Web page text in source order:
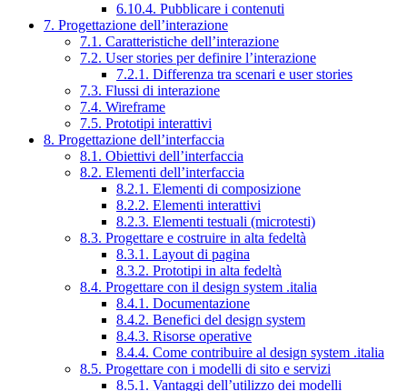
6.10.4. Pubblicare i contenuti
7. Progettazione dell’interazione
7.1. Caratteristiche dell’interazione
7.2. User stories per definire l’interazione
7.2.1. Differenza tra scenari e user stories
7.3. Flussi di interazione
7.4. Wireframe
7.5. Prototipi interattivi
8. Progettazione dell’interfaccia
8.1. Obiettivi dell’interfaccia
8.2. Elementi dell’interfaccia
8.2.1. Elementi di composizione
8.2.2. Elementi interattivi
8.2.3. Elementi testuali (microtesti)
8.3. Progettare e costruire in alta fedeltà
8.3.1. Layout di pagina
8.3.2. Prototipi in alta fedeltà
8.4. Progettare con il design system .italia
8.4.1. Documentazione
8.4.2. Benefici del design system
8.4.3. Risorse operative
8.4.4. Come contribuire al design system .italia
8.5. Progettare con i modelli di sito e servizi
8.5.1. Vantaggi dell’utilizzo dei modelli